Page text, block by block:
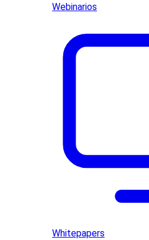
Webinarios
Whitepapers